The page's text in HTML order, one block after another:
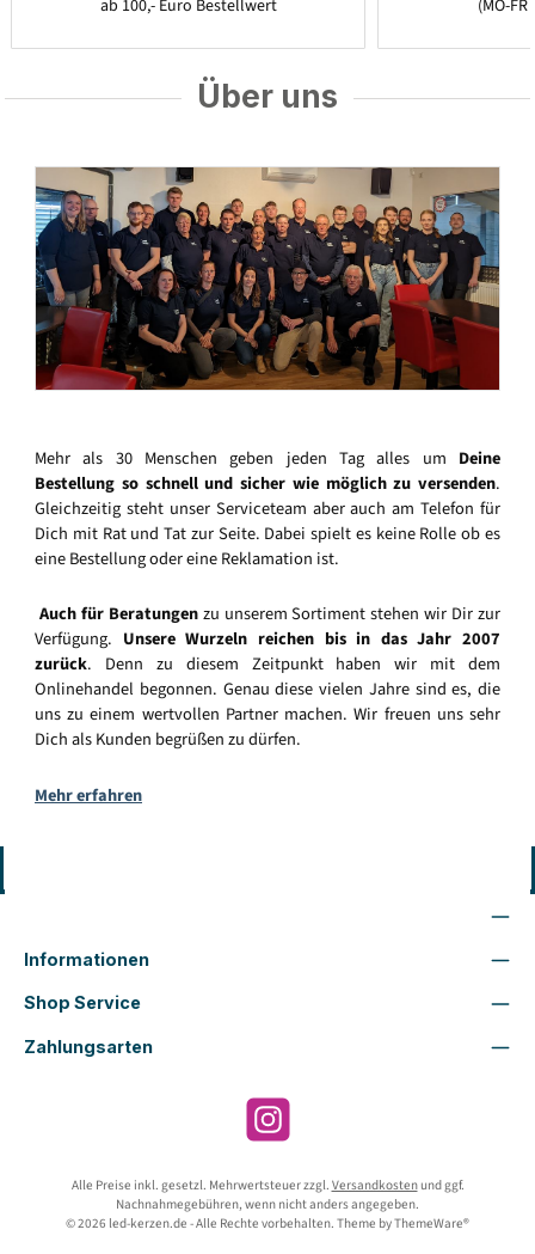
ab 100,- Euro Bestellwert
(MO-
Über uns
Mehr als 30 Menschen geben jeden Tag alles um Deine
Bestellung so schnell und sicher wie möglich zu versenden.
Gleichzeitig steht unser Serviceteam aber auch am Telefon für
Dich mit Rat und Tat zur Seite. Dabei spielt es keine Rolle ob es
eine Bestellung oder eine Reklamation ist.
Auch für Beratungenzu unserem Sortiment stehen wir Dir zur
Verfügung. Unsere Wurzeln reichen bis in das Jahr 2007
zurück. Denn zu diesem Zeitpunkt haben wir mit dem
Onlinehandel begonnen. Genau diese vielen Jahre sind es, die
uns zu einem wertvollen Partner machen. Wir freuen uns sehr
Dich als Kunden begrüßen zu dürfen.
Mehr erfahren
Informationen
Shop Service
Zahlungsarten
Instagram
Alle Preise inkl. gesetzl. Mehrwertsteuer zzgl. Versandkostenund ggf.
Nachnahmegebühren, wenn nicht anders angegeben.
© 2026 led-kerzen.de - Alle Rechte vorbehalten. Theme byThemeWare®